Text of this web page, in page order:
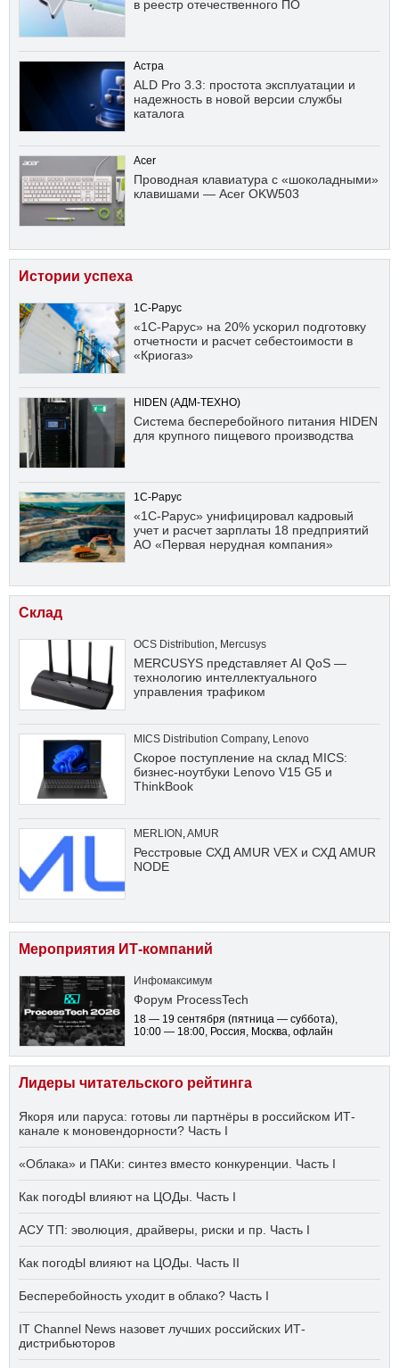
в реестр отечественного ПО
Астра
ALD Pro 3.3: простота эксплуатации и
надежность в новой версии службы
каталога
Acer
Проводная клавиатура с «шоколадными»
клавишами — Acer OKW503
Истории успеха
1С-Рарус
«1С-Рарус» на 20% ускорил подготовку
отчетности и расчет себестоимости в
«Криогаз»
HIDEN (АДМ-ТЕХНО)
Система бесперебойного питания HIDEN
для крупного пищевого производства
1С-Рарус
«1С-Рарус» унифицировал кадровый
учет и расчет зарплаты 18 предприятий
АО «Первая нерудная компания»
Склад
OCS Distribution, Mercusys
MERCUSYS представляет AI QoS —
технологию интеллектуального
управления трафиком
MICS Distribution Company, Lenovo
Скорое поступление на склад MICS:
бизнес-ноутбуки Lenovo V15 G5 и
ThinkBook
MERLION ,AMUR
Ресстровые СХД AMUR VEX и СХД AMUR
NODE
Мероприятия ИТ-компаний
Инфомаксимум
Форум ProcessTech
18 — 19 сентября (пятница — суббота),
10:00 — 18:00, Россия, Москва, офлайн
Лидеры читательского рейтинга
Якоря или паруса: готовы ли партнёры в российском ИТ-
канале к моновендорности? Часть I
«Облака» и ПАКи: синтез вместо конкуренции. Часть I
Как погодЫ влияют на ЦОДы. Часть I
АСУ ТП: эволюция, драйверы, риски и пр. Часть I
Как погодЫ влияют на ЦОДы. Часть II
Бесперебойность уходит в облако? Часть I
IT Channel News назовет лучших российских ИТ-
дистрибьюторов